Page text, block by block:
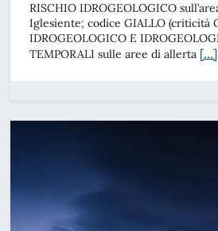
RISCHIO IDROGEOLOGICO
Iglesiente; codice GIALLO (criticità
IDROGEOLOGICO E
TEMPORALI sulle aree di allerta […]